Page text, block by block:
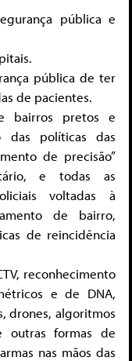
pública e
pública de ter
de pacientes.
bairros pretos e
das políticas das
de precisão”
e todas as
voltadas à
de bairro,
de reincidência
reconhecimento
e de DNA,
drones, algoritmos
formas de
nas mãos das